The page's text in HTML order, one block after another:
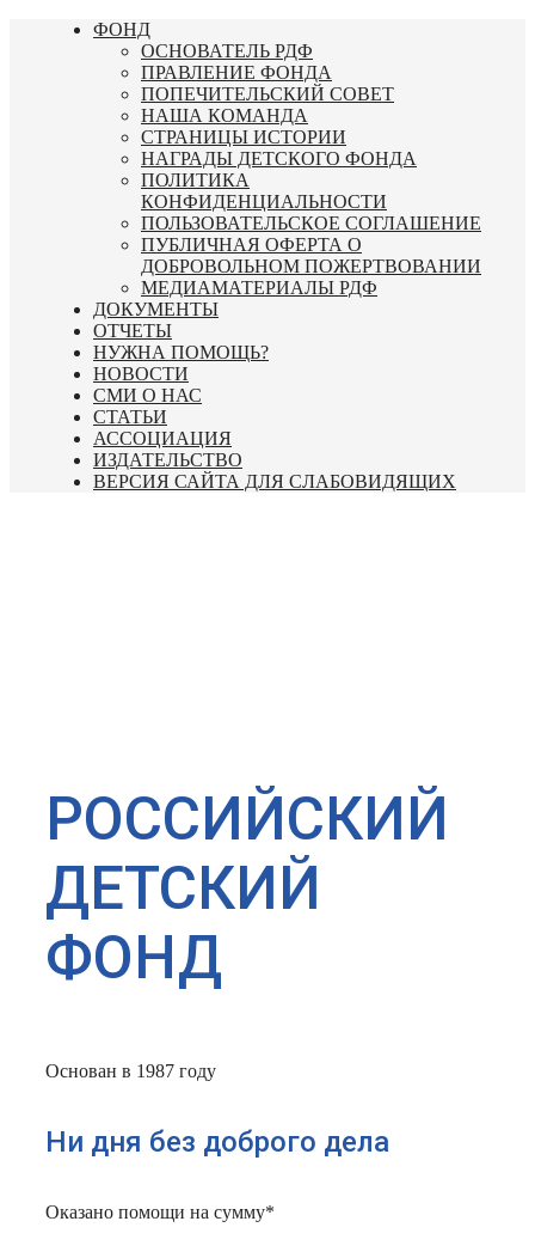
Перейти
ФОНД
ОСНОВАТЕЛЬ РДФ
ПРАВЛЕНИЕ ФОНДА
ПОПЕЧИТЕЛЬСКИЙ СОВЕТ
НАША КОМАНДА
СТРАНИЦЫ ИСТОРИИ
НАГРАДЫ ДЕТСКОГО ФОНДА
ПОЛИТИКА
КОНФИДЕНЦИАЛЬНОСТИ
ПОЛЬЗОВАТЕЛЬСКОЕ СОГЛАШЕНИЕ
ПУБЛИЧНАЯ ОФЕРТА О
ДОБРОВОЛЬНОМ ПОЖЕРТВОВАНИИ
МЕДИАМАТЕРИАЛЫ РДФ
ДОКУМЕНТЫ
ОТЧЕТЫ
НУЖНА ПОМОЩЬ?
НОВОСТИ
СМИ О НАС
СТАТЬИ
АССОЦИАЦИЯ
ИЗДАТЕЛЬСТВО
ВЕРСИЯ САЙТА ДЛЯ СЛАБОВИДЯЩИХ
РОССИЙСКИЙ
ДЕТСКИЙ
ФОНД
Основан в 1987 году
Ни дня без доброго дела
Оказано помощи на сумму*